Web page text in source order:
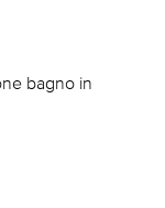
bagno in